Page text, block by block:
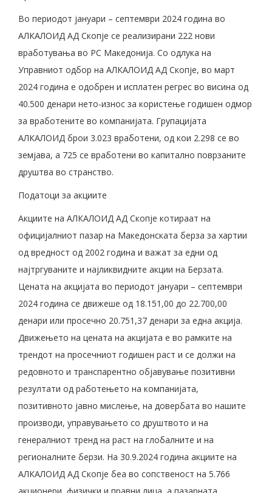
Во периодот јануари – септември 2024 година во
АЛКАЛОИД АД Скопје се реализирани 222 нови
вработувања во РС Македонија. Со одлука на
Управниот одбор на АЛКАЛОИД АД Скопје, во март
2024 година е одобрен и исплатен регрес во висина од
40.500 денари нето-износ за користење годишен одмор
за вработените во компанијата. Групацијата
АЛКАЛОИД брои 3.023 вработени, од кои 2.298 се во
земјава, а 725 се вработени во капитално поврзаните
друштва во странство.
Податоци за акциите
Акциите на АЛКАЛОИД АД Скопје котираат на
официјалниот пазар на Македонската берза за хартии
од вредност од 2002 година и важат за едни од
најтргуваните и најликвидните акции на Берзата.
Цената на акцијата во периодот јануари – септември
2024 година се движеше од 18.151,00 до 22.700,00
денари или просечно 20.751,37 денари за една акција.
Движењето на цената на акцијата е во рамките на
трендот на просечниот годишен раст и се должи на
редовното и транспарентно објавување позитивни
резултати од работењето на компанијата,
позитивното јавно мислење, на довербата во нашите
производи, управувањето со друштвото и на
генералниот тренд на раст на глобалните и на
регионалните берзи. На 30.9.2024 година акциите на
АЛКАЛОИД АД Скопје беа во сопственост на 5.766